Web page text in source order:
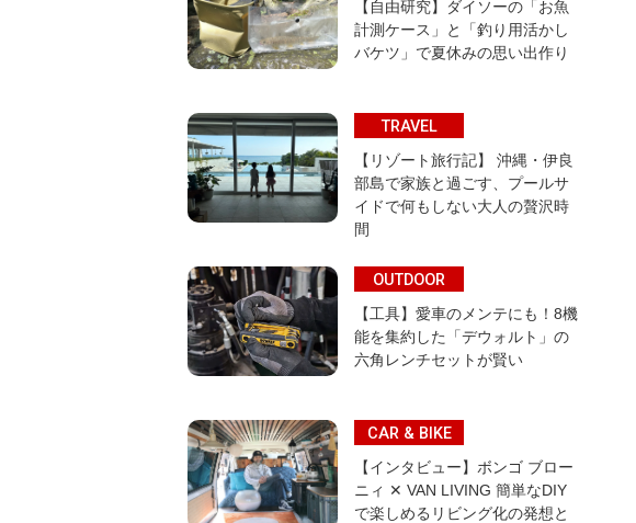
【自由研究】ダイソーの「お魚
計測ケース」と「釣り用活かし
バケツ」で夏休みの思い出作り
TRAVEL
【リゾート旅行記】 沖縄・伊良
部島で家族と過ごす、プールサ
イドで何もしない大人の贅沢時
間
OUTDOOR
【工具】愛車のメンテにも！8機
能を集約した「デウォルト」の
六角レンチセットが賢い
CAR & BIKE
【インタビュー】ボンゴ ブロー
ニィ ✕ VAN LIVING 簡単なDIY
で楽しめるリビング化の発想と